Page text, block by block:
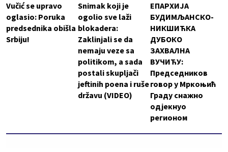
Vučić se upravo
oglasio: Poruka
predsednika obišla
Srbiju!
Snimak koji je
ogolio sve laži
blokadera:
Zaklinjali se da
nemaju veze sa
politikom, a sada
postali skupljači
jeftinih poena i ruše
državu (VIDEO)
ЕПАРХИЈА
БУДИМЉАНСКО-
НИКШИЋКА
ДУБОКО
ЗАХВАЛНА
ВУЧИЋУ:
Председников
говор у Мркоњић
Граду снажно
одјекнуо
регионом